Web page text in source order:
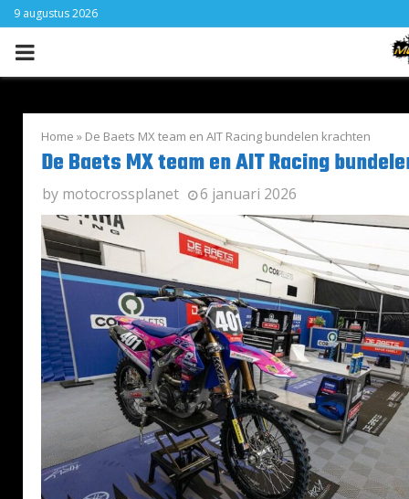
9 augustus 2026
PRIMARY
Home » De Baets MX team en AIT Racing bundelen krachten
De Baets MX team en AIT Racing
by motocrossplanet 6 januari 2026